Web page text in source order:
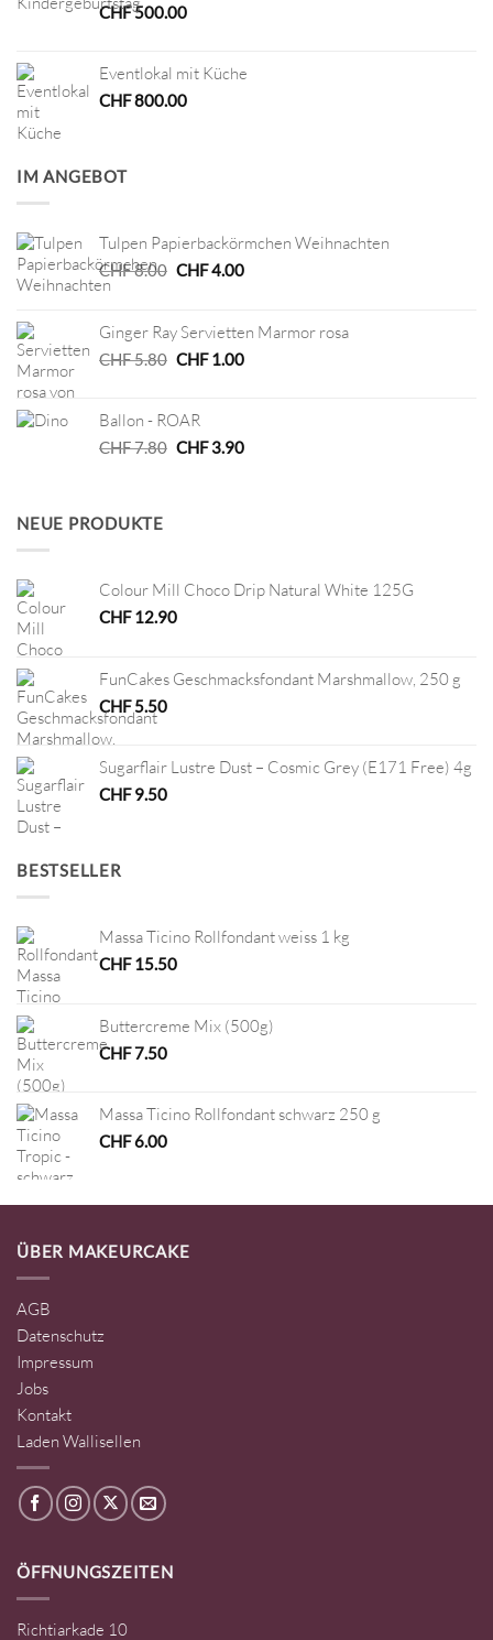
CHF500.00
Eventlokal mit Küche
CHF800.00
IM ANGEBOT
Tulpen Papierbackörmchen Weihnachten
CHF8.00 Ursprünglicher
CHF 8.00
CHF4.00Aktueller
CHF 4.00.
Ginger Ray Servietten Marmor rosa
CHF5.80 Ursprünglicher
CHF 5.80
CHF1.00Aktueller
Ballon - ROAR
CHF7.80 Ursprünglicher
CHF3.90Aktueller
NEUE PRODUKTE
Colour Mill Choco Drip Natural White 125G
CHF12.90
FunCakes Geschmacksfondant Marshmallow, 250 g
CHF5.50
Sugarflair Lustre Dust – Cosmic Grey (E171 Free) 4g
CHF9.50
BESTSELLER
Massa Ticino Rollfondant weiss 1 kg
CHF15.50
Buttercreme Mix (500g)
CHF7.50
Massa Ticino Rollfondant schwarz 250 g
CHF6.00
ÜBER MAKEURCAKE
AGB
Datenschutz
Impressum
Jobs
Kontakt
Laden Wallisellen
ÖFFNUNGSZEITEN
Richtiarkade 10